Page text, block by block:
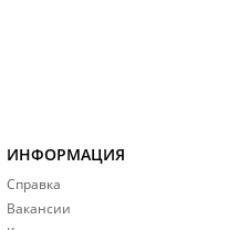
ИНФОРМАЦИЯ
Справка
Вакансии